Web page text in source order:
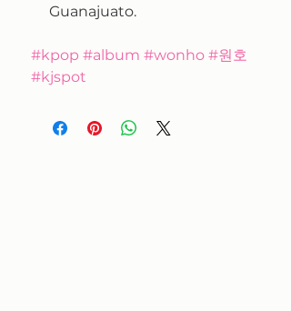
Guanajuato.
#kpop #album #wonho #원호
#kjspot